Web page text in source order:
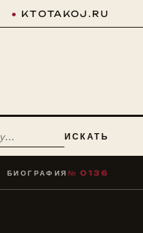
● KTOTAKOJ.RU
ИСКАТЬ
БИОГРАФИЯ № 0136